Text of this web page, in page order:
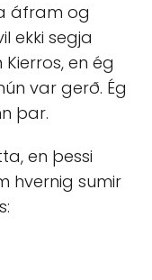
áfram og
ekki segja
en ég
var gerð. Ég
þar.
en þessi
hvernig sumir